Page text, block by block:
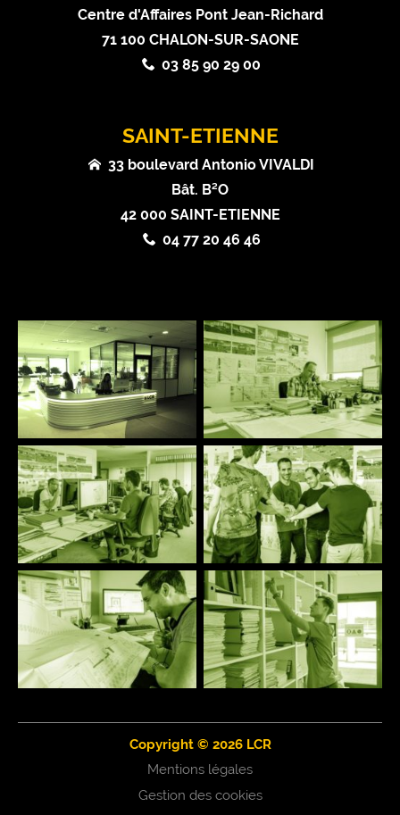
Centre d'Affaires Pont Jean-Richard
71 100 CHALON-SUR-SAONE
03 85 90 29 00
SAINT-ETIENNE
33 boulevard Antonio VIVALDI
Bât. B²O
42 000 SAINT-ETIENNE
04 77 20 46 46
Copyright © 2026 LCR
Mentions légales
Gestion des cookies